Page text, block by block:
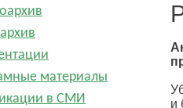
материалы
в СМИ
и